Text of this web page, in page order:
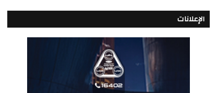
الإعلانات